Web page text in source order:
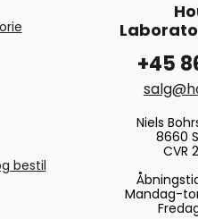
bestil
+45
Niels
8660
CVR
Mandag-